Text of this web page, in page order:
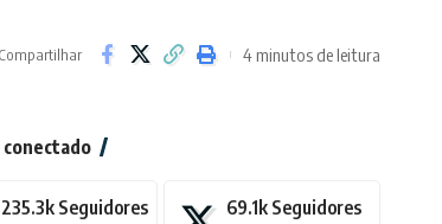
Compartilhar 4 minutos de leitura
conectado
235.3k Seguidores 69.1k Seguidores